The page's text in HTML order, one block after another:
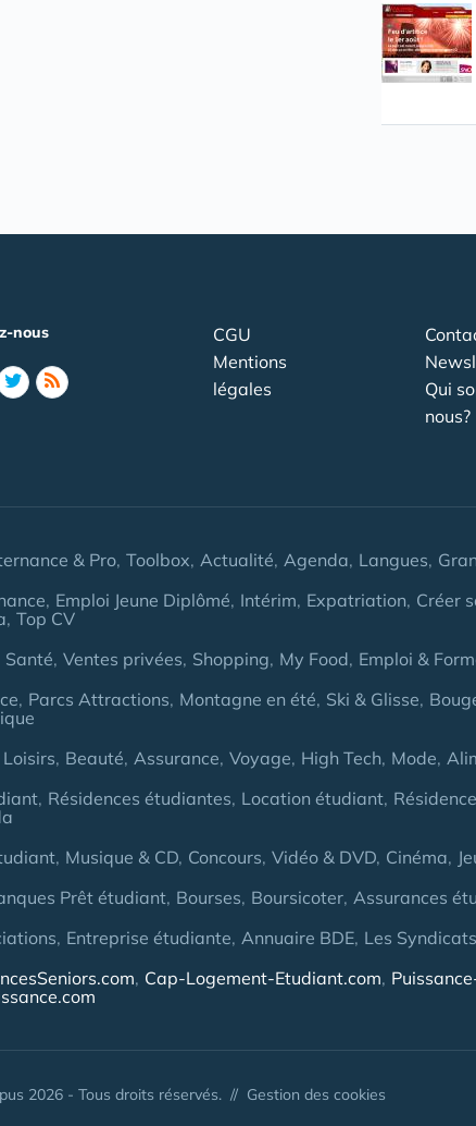
nous
CGU
Mentions
légales
Qui
nous?
& Pro Toolbox Actualité Agenda Langues
Emploi Jeune Diplômé Intérim Expatriation Créer
Top CV
Santé Ventes privées Shopping My Food Emploi &
Parcs Attractions Montagne en été Ski & Glisse
Loisirs Beauté Assurance Voyage High Tech Mode
Résidences étudiantes Location étudiant
Musique & CD Concours Vidéo & DVD Cinéma
Prêt étudiant Bourses Boursicoter Assurances
Entreprise étudiante Annuaire BDE Les
Cap-Logement-Etudiant.com
2026 - Tous droits réservés. // Gestion des cookies